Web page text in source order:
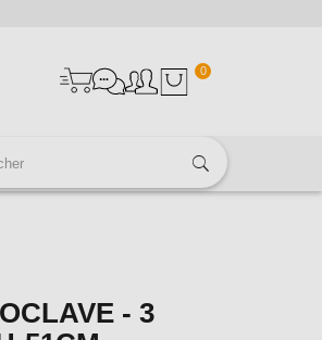
0
- 3